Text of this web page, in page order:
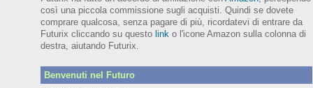
così una piccola commissione sugli acquisti. Quindi se dovete
comprare qualcosa, senza pagare di più, ricordatevi di entrare da
Futurix cliccando su questo link o l'icone Amazon sulla colonna di
destra, aiutando Futurix.
Benvenuti nel Futuro